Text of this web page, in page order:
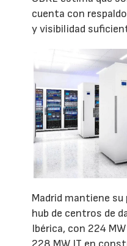
cuenta con
y visibilidad
Madrid mantiene
hub de centros de
Ibérica, con 224